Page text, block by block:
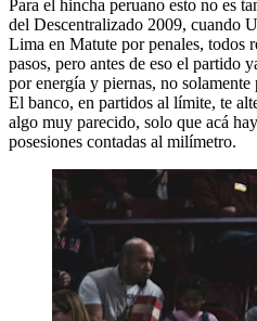
Para el hincha peruano esto no es
del Descentralizado 2009, cuando
Lima en Matute por penales, todos
pasos, pero antes de eso el partido
por energía y piernas, no
El banco, en partidos al límite, te
algo muy parecido, solo que acá
posesiones contadas al milímetro.